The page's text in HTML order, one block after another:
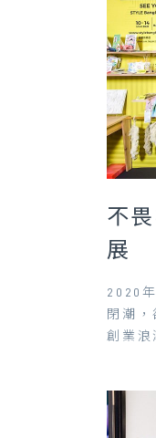
不
展
2020
閉潮
創業浪